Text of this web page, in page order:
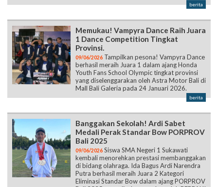
berita
Memukau! Vampyra Dance Raih Juara
1 Dance Competition Tingkat
Provinsi.
09/06/2026 Tampilkan pesona! Vampyra Dance
berhasil meraih Juara 1 dalam ajang Honda
Youth Fans School Olympic tingkat provinsi
yang diselenggarakan oleh Astra Motor Bali di
Mall Bali Galeria pada 24 Januari 2026.
berita
Banggakan Sekolah! Ardi Sabet
Medali Perak Standar Bow PORPROV
Bali 2025
09/06/2026 Siswa SMA Negeri 1 Sukawati
kembali menorehkan prestasi membanggakan
di bidang olahraga. Ida Bagus Ardi Narendra
Putra berhasil meraih Juara 2 Kategori
Eliminasi Standar Bow dalam ajang PORPROV